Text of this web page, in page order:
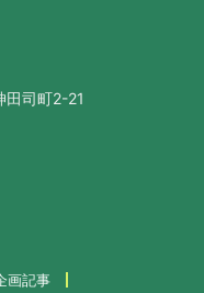
司町2-21
画記事